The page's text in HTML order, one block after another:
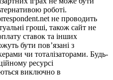
роботі.
не проводить
гроші, також сайт не
ставок та інших
бути пов’язані з
чи тоталізаторами. Будь-
ресурсі
виключно в